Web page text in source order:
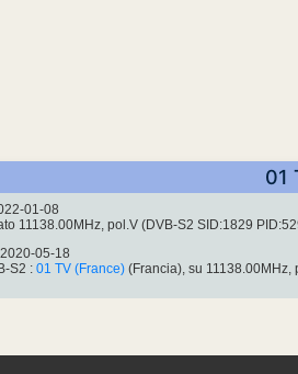
01
01-08
11138.00MHz, pol.V (DVB-S2 SID:1829
05-18
S2 : 01 TV (France) (Francia), su 11138.00MHz,